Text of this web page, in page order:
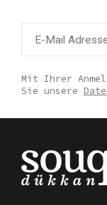
Mit Ihrer
Sie unsere